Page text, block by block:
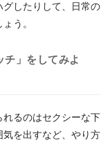
したりして、日常の
う。
」をしてみよ
るのはセクシーな下
を出すなど、やり方